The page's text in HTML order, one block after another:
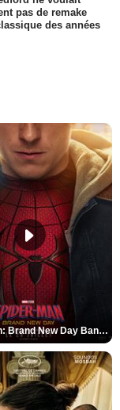
pas de remake
des années
Spider-Man: Brand New Day Bande-annonce VO STFR